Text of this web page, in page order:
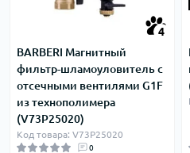
4
BARBERI Магнитный
фильтр-шламоуловитель с
отсечными вентилями G1F
из технополимера
(V73P25020)
Код товара: V73P25020
0